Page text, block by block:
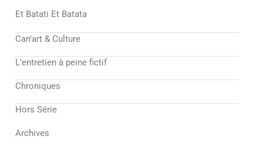
Et Batati Et Batata
Can’art & Culture
L’entretien à peine fictif
Chroniques
Hors Série
Archives